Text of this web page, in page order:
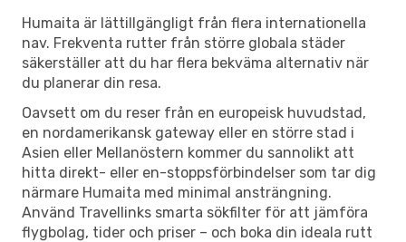
Humaita är lättillgängligt från flera internationella
nav. Frekventa rutter från större globala städer
säkerställer att du har flera bekväma alternativ när
du planerar din resa.
Oavsett om du reser från en europeisk huvudstad,
en nordamerikansk gateway eller en större stad i
Asien eller Mellanöstern kommer du sannolikt att
hitta direkt- eller en-stoppsförbindelser som tar dig
närmare Humaita med minimal ansträngning.
Använd Travellinks smarta sökfilter för att jämföra
flygbolag, tider och priser – och boka din ideala rutt